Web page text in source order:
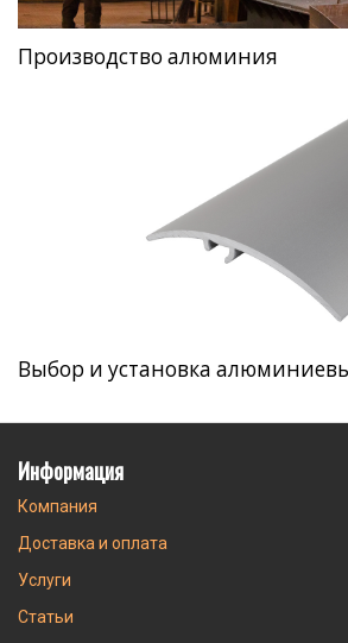
Производство алюминия
Выбор и установка
Информация
Компания
Доставка и оплата
Услуги
Статьи